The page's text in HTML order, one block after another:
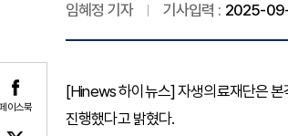
이스북
임혜정 기자 기사입력 : 2025-
[Hinews 하이뉴스] 자생의료재단은
진행했다고 밝혔다.